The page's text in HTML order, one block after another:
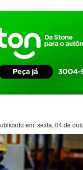
em: sexta, 04 de